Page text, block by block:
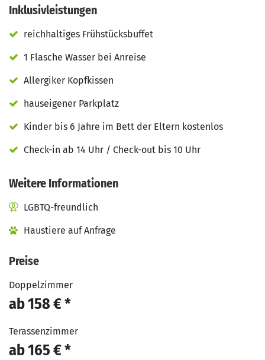
Inklusivleistungen
reichhaltiges Frühstücksbuffet
1 Flasche Wasser bei Anreise
Allergiker Kopfkissen
hauseigener Parkplatz
Kinder bis 6 Jahre im Bett der Eltern kostenlos
Check-in ab 14 Uhr / Check-out bis 10 Uhr
Weitere Informationen
LGBTQ-freundlich
Haustiere auf Anfrage
Preise
Doppelzimmer
ab 158 € *
Terassenzimmer
ab 165 € *